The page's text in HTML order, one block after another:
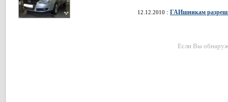
12.12.2010 : ГАИшникам
Если Вы